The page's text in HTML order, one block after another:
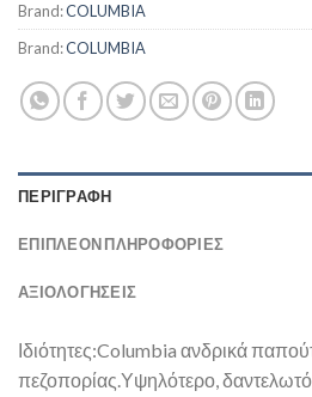
Brand:COLUMBIA
Brand:COLUMBIA
ΠΕΡΙΓΡΑΦΉ
ΕΠΙΠΛΈΟΝ ΠΛΗΡΟΦΟΡΊΕΣ
ΑΞΙΟΛΟΓΗΣΕΙΣ
Ιδιότητες:Columbia ανδρικά
πεζοπορίας.Υψηλότερο,